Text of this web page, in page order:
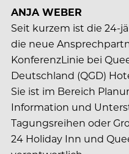
ANJA WEBER
Seit kurzem ist die 24-
die neue
KonferenzLinie bei
Deutschland (QGD)
Sie ist im Bereich
Information und
Tagungsreihen oder
24 Holiday Inn und